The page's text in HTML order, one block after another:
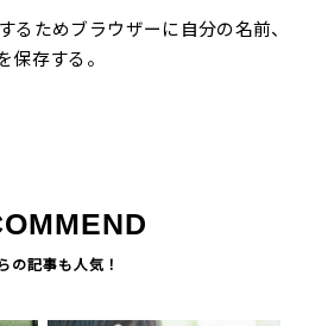
るためブラウザーに自分の名前、
保存する。